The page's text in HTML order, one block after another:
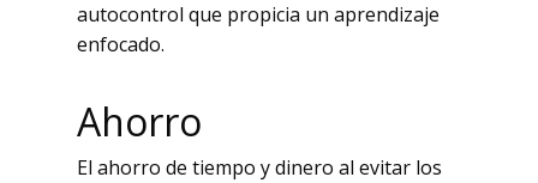
autocontrol que propicia un aprendizaje
enfocado.
Ahorro
El ahorro de tiempo y dinero al evitar los